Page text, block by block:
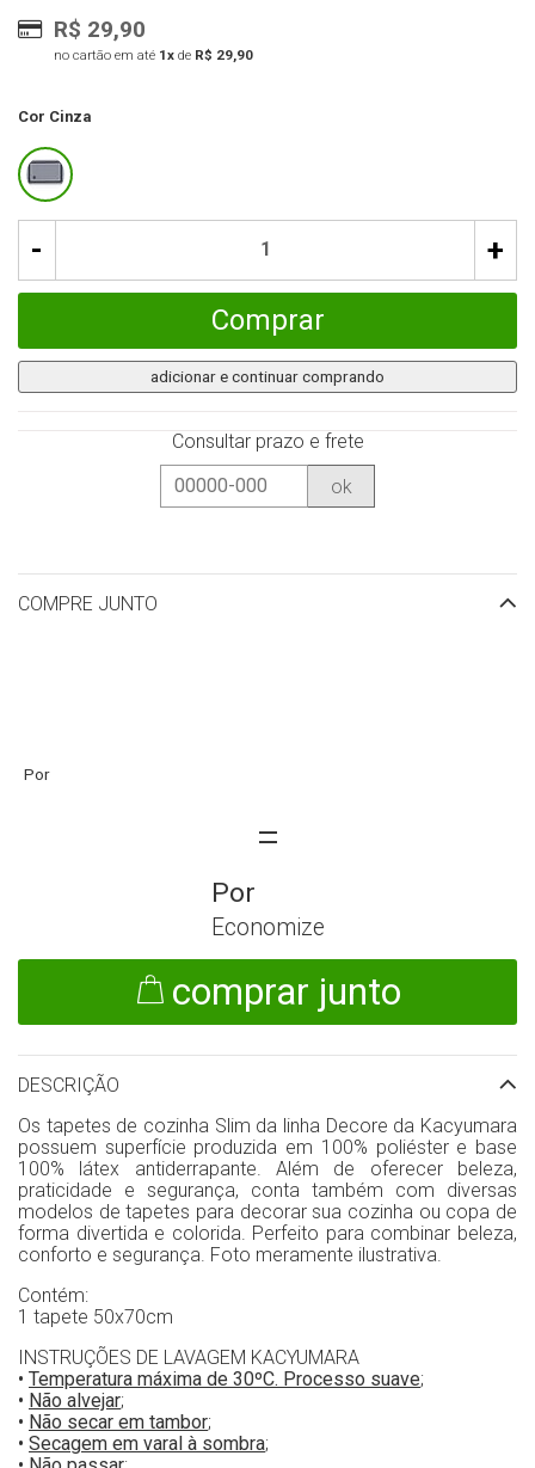
R$ 29,90
no cartão em até 1x de R$ 29,90
Cor Cinza
- +
Comprar
adicionar e continuar comprando
Consultar prazo e frete
ok
COMPRE JUNTO
Economize
comprar junto
DESCRIÇÃO
Os tapetes de cozinha Slim da linha Decore da Kacyumara
possuem superfície produzida em 100% poliéster e base
100% látex antiderrapante. Além de oferecer beleza,
praticidade e segurança, conta também com diversas
modelos de tapetes para decorar sua cozinha ou copa de
forma divertida e colorida. Perfeito para combinar beleza,
conforto e segurança. Foto meramente ilustrativa.
Contém:
1 tapete 50x70cm
INSTRUÇÕES DE LAVAGEM KACYUMARA
• Temperatura máxima de 30ºC. Processo suave;
• Não alvejar;
• Não secar em tambor;
• Secagem em varal à sombra;